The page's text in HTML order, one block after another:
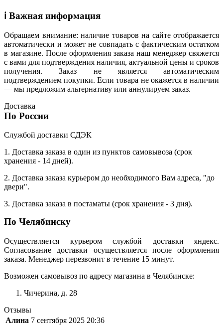
ℹ️ Важная информация
Обращаем внимание: наличие товаров на сайте отображается
автоматически и может не совпадать с фактическим остатком
в магазине. После оформления заказа наш менеджер свяжется
с вами для подтверждения наличия, актуальной цены и сроков
получения. Заказ не является автоматическим
подтверждением покупки. Если товара не окажется в наличии
— мы предложим альтернативу или аннулируем заказ.
Доставка
По России
Службой доставки СДЭК
1. Доставка заказа в один из пунктов самовывоза (срок
хранения - 14 дней).
2. Доставка заказа курьером до необходимого Вам адреса, "до
двери".
3. Доставка заказа в постаматы (срок хранения - 3 дня).
По Челябинску
Осуществляется курьером службой доставки яндекс.
Согласование доставки осуществляется после оформления
заказа. Менеджер перезвонит в течение 15 минут.
Возможен самовывоз по адресу магазина в Челябинске:
Чичерина, д. 28
Отзывы
Алина 7 сентября 2025 20:36